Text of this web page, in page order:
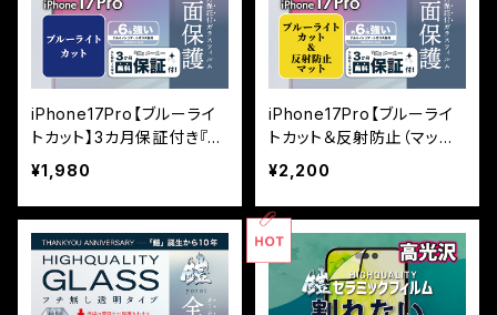
iPhone17Pro【ブルーライ
トカット】3カ月保証付き『ガ
ラスフィルム鎧』平面フルカ
バー
¥1,980
iPhone17Pro【ブルーライ
トカット＆反射防止（マッ
ト）】3カ月保証付き『ガラス
フィルム鎧』平面フルカバー
¥2,200